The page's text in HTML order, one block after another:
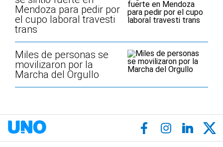
Mendoza para pedir por
el cupo laboral travesti
trans
Miles de personas se
movilizaron por la
Marcha del Orgullo